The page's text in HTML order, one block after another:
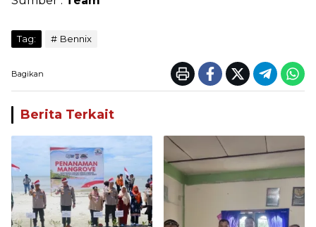
Tag: Bennix
Bagikan
Berita Terkait